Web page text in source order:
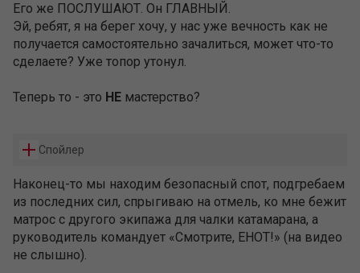
Его же ПОСЛУШАЮТ. Он ГЛАВНЫЙ.
Эй, ребят, я на берег хочу, у нас уже вечность как не
получается самостоятельно зачалиться, может что-то
сделаете? Уже топор утонул.
Теперь то - это НЕ мастерство?
Спойлер
Наконец-то мы находим безопасный спот, подгребаем
из последних сил, спрыгиваю на отмель, ко мне бежит
матрос с другого экипажа для чалки катамарана, а
руководитель командует «Смотрите, ЕНОТ!» (на видео
не слышно).